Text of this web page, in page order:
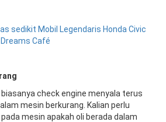
sedikit Mobil Legendaris Honda Civic
Café
check engine menyala terus
mesin berkurang. Kalian perlu
mesin apakah oli berada dalam